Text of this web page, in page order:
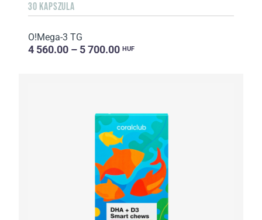
30 KAPSZULA
O!Мega-3 TG
4 560.00 – 5 700.00 HUF